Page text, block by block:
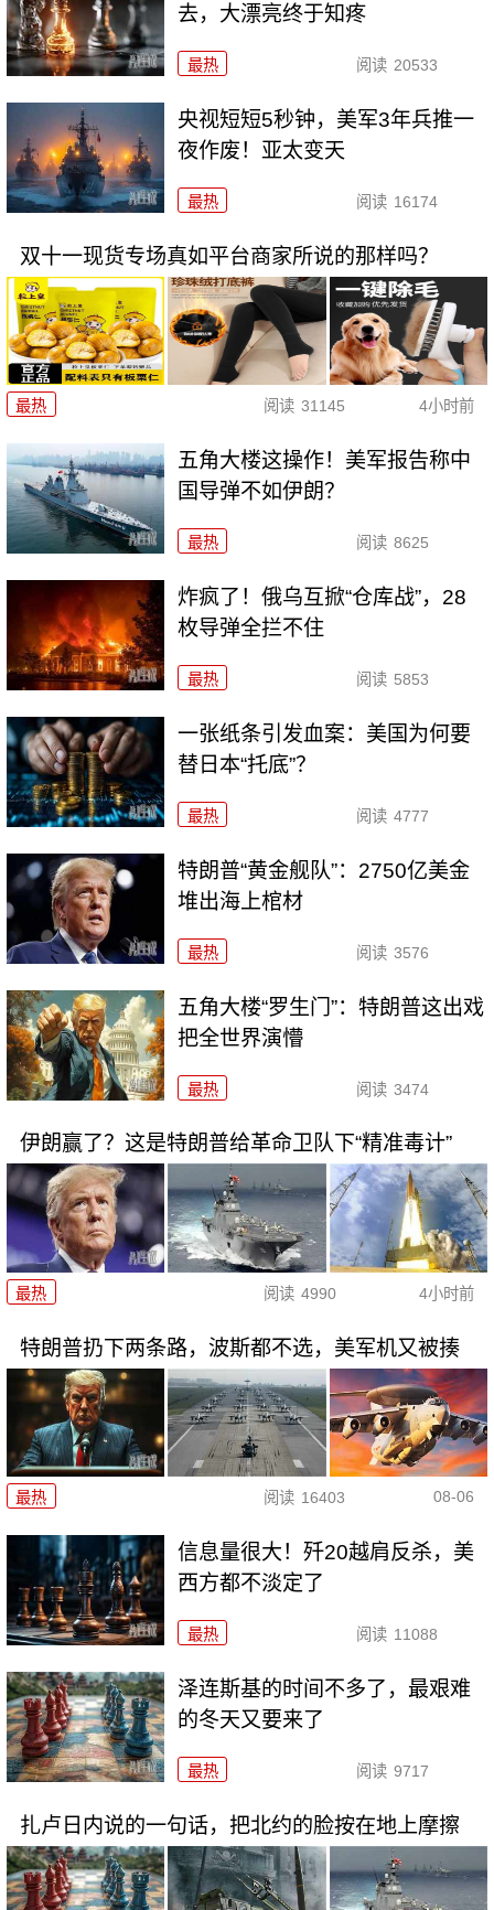
去，大漂亮终于知疼
最热 阅读 20533
央视短短5秒钟，美军3年兵推一
夜作废！亚太变天
最热 阅读 16174
双十一现货专场真如平台商家所说的那样吗？
最热 阅读 31145 4小时前
五角大楼这操作！美军报告称中
国导弹不如伊朗？
最热 阅读 8625
炸疯了！俄乌互掀“仓库战”，28
枚导弹全拦不住
最热 阅读 5853
一张纸条引发血案：美国为何要
替日本“托底”？
最热 阅读 4777
特朗普“黄金舰队”：2750亿美金
堆出海上棺材
最热 阅读 3576
五角大楼“罗生门”：特朗普这出戏
把全世界演懵
最热 阅读 3474
伊朗赢了？这是特朗普给革命卫队下“精准毒计”
最热 阅读 4990 4小时前
特朗普扔下两条路，波斯都不选，美军机又被揍
最热 阅读 16403 08-06
信息量很大！歼20越肩反杀，美
西方都不淡定了
最热 阅读 11088
泽连斯基的时间不多了，最艰难
的冬天又要来了
最热 阅读 9717
扎卢日内说的一句话，把北约的脸按在地上摩擦